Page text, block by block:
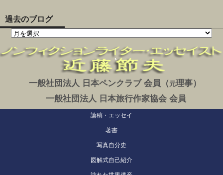
過去のブログ
一般社団法人 日本ペンクラブ 会員（ 元理事）
一般社団法人 日本旅行作家協会 会員
論稿・エッセイ
著書
写真自分史
図解式自己紹介